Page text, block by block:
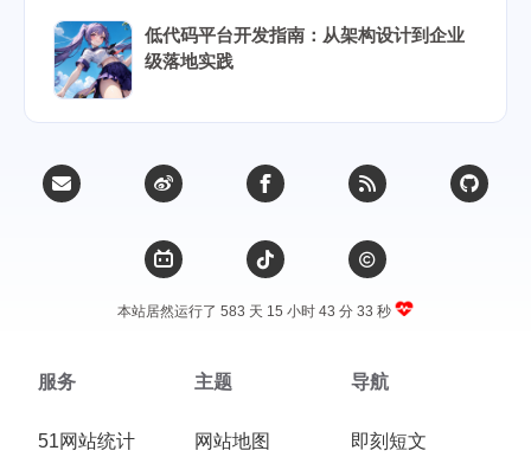
低代码平台开发指南：从架构设计到企业
级落地实践
本站居然运行了 583 天 15 小时 43 分 34 秒
服务
51网站统计
主题
网站地图
导航
即刻短文